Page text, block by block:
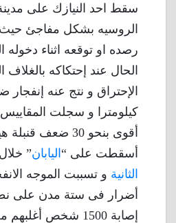
سقط احد النيازك على
الروسيه بشكل مفاجئ
رصده او توقعه اثناء دخوله
الحال عند إحتكاكه
كيلومترا و سجلت المقاييس
أقوى بنحو 30 ضعف
أسقطت على “اليابان” خلال
الثانية و تسببت الموجه
إصابة 1500 شخص